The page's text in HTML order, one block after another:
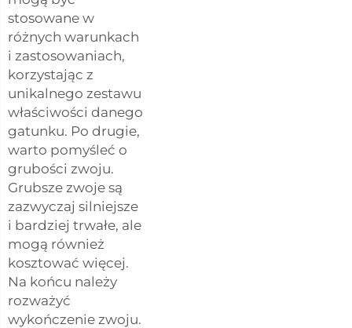
stosowane w
różnych warunkach
i zastosowaniach,
korzystając z
unikalnego zestawu
właściwości danego
gatunku. Po drugie,
warto pomyśleć o
grubości zwoju.
Grubsze zwoje są
zazwyczaj silniejsze
i bardziej trwałe, ale
mogą również
kosztować więcej.
Na końcu należy
rozważyć
wykończenie zwoju.